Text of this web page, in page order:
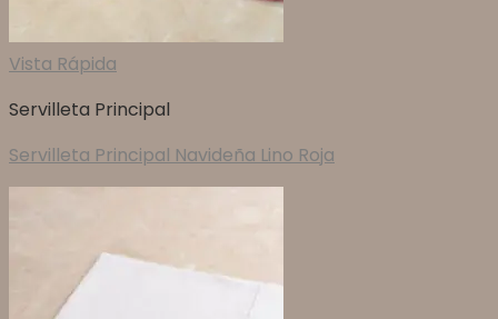
Vista Rápida
Servilleta Principal
Servilleta Principal Navideña Lino Roja